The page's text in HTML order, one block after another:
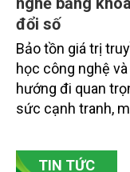
Gốm Ngọc Phù
nghề bằng
đổi số
Bảo tồn giá trị
học công nghệ
hướng đi quan
bền vững. Tại